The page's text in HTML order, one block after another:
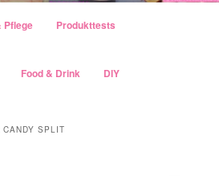
wechseln
Pflege Produkttests
Food & Drink DIY
CANDY SPLIT